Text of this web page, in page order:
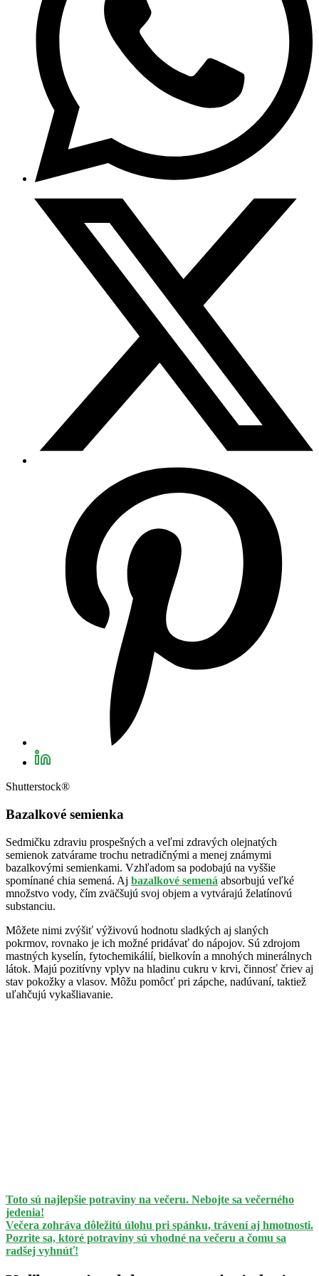
Shutterstock®
Bazalkové semienka
Sedmičku zdraviu prospešných a veľmi zdravých olejnatých
semienok zatvárame trochu netradičnými a menej známymi
bazalkovými semienkami. Vzhľadom sa podobajú na vyššie
spomínané chia semená. Aj bazalkové semená absorbujú veľké
množstvo vody, čím zväčšujú svoj objem a vytvárajú želatínovú
substanciu.
Môžete nimi zvýšiť výživovú hodnotu sladkých aj slaných
pokrmov, rovnako je ich možné pridávať do nápojov. Sú zdrojom
mastných kyselín, fytochemikálií, bielkovín a mnohých minerálnych
látok. Majú pozitívny vplyv na hladinu cukru v krvi, činnosť čriev aj
stav pokožky a vlasov. Môžu pomôcť pri zápche, nadúvaní, taktiež
uľahčujú vykašliavanie.
Toto sú najlepšie potraviny na večeru. Nebojte sa večerného
jedenia!
Večera zohráva dôležitú úlohu pri spánku, trávení aj hmotnosti.
Pozrite sa, ktoré potraviny sú vhodné na večeru a čomu sa
radšej vyhnúť!